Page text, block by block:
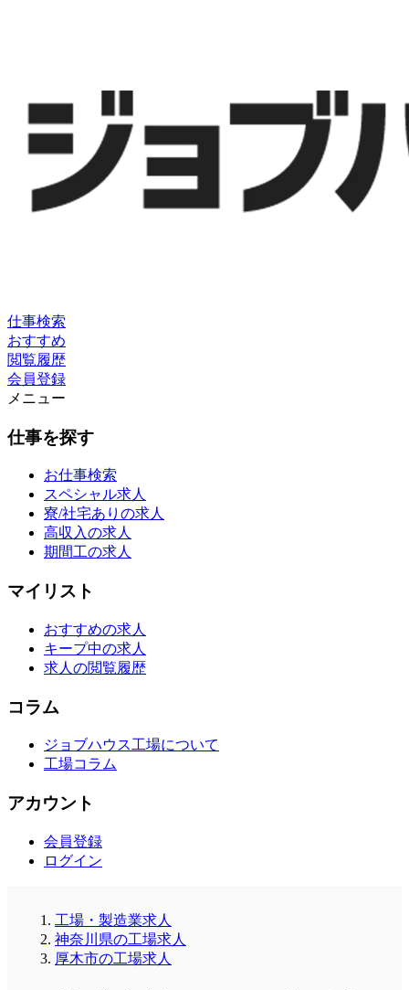
仕事検索
おすすめ
閲覧履歴
会員登録
メニュー
仕事を探す
お仕事検索
スペシャル求人
寮/社宅ありの求人
高収入の求人
期間工の求人
マイリスト
おすすめの求人
キープ中の求人
求人の閲覧履歴
コラム
ジョブハウス工場について
工場コラム
アカウント
会員登録
ログイン
工場・製造業求人
神奈川県の工場求人
厚木市の工場求人